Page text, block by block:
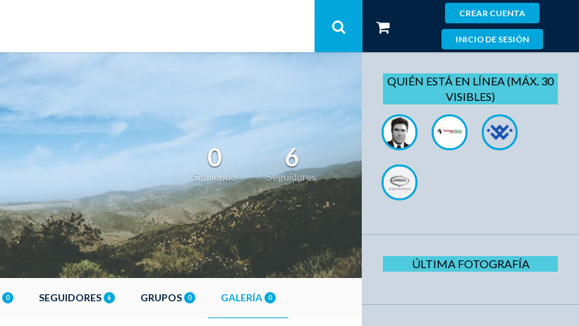
CREAR CUENTA
INICIO DE SESIÓN
0
Siguiendo
6
Seguidores
0 SEGUIDORES 6 GRUPOS 0 GALERÍA 0
QUIÉN ESTÁ EN LÍNEA (MÁX. 30
VISIBLES)
ÚLTIMA FOTOGRAFÍA